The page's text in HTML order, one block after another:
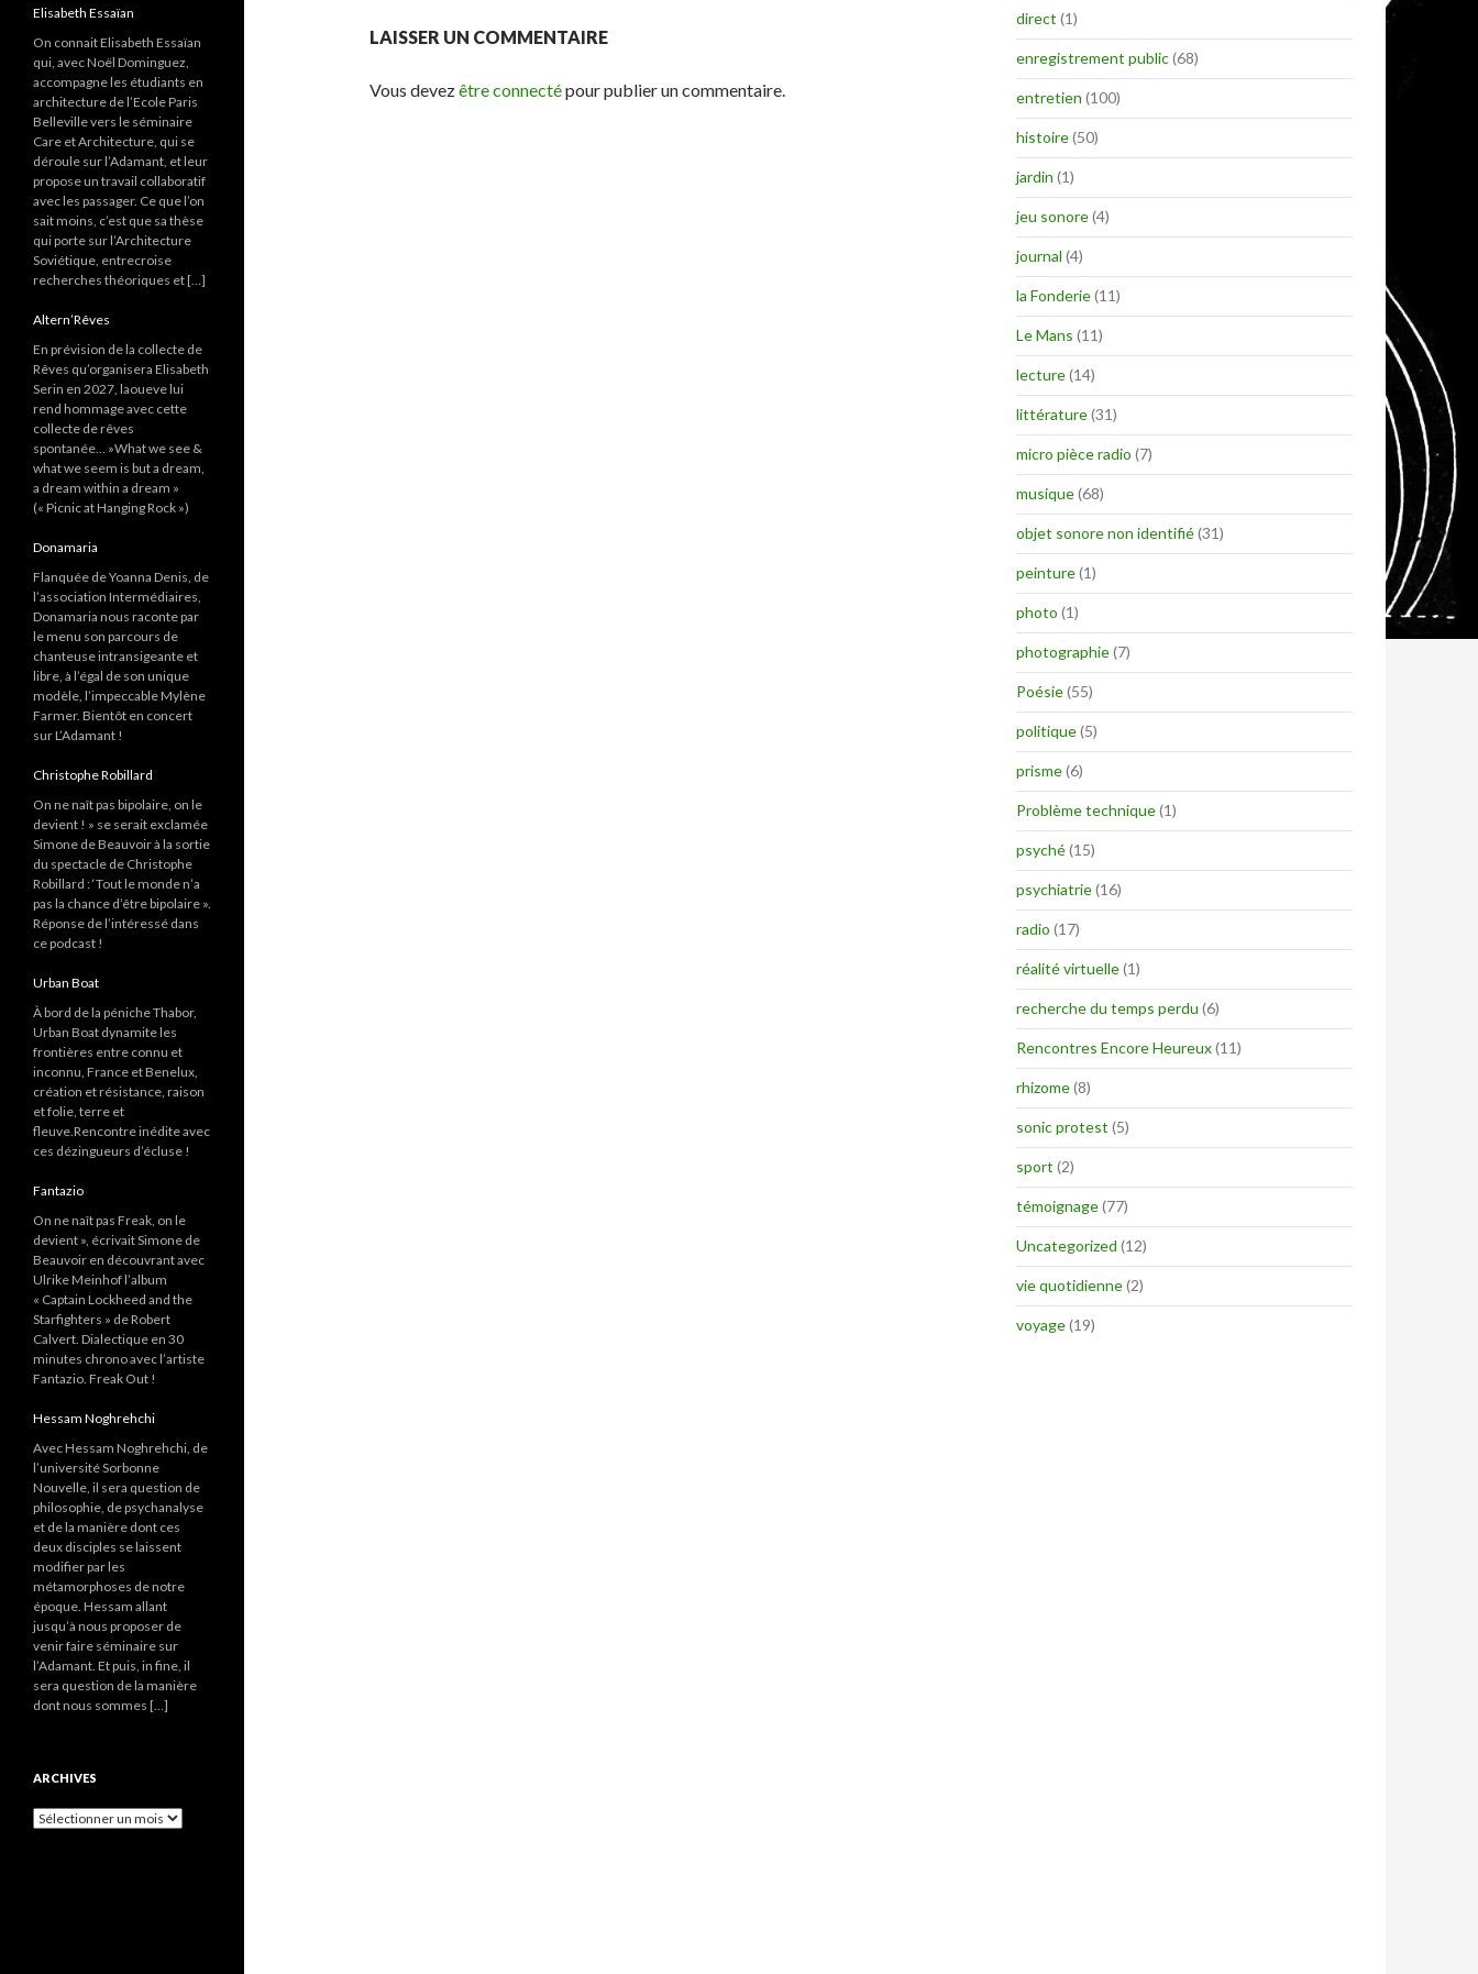
LAISSER UN COMMENTAIRE
Vous devezêtre connectépour publier un commentaire.
direct (1)
enregistrement public(68)
entretien (100)
histoire(50)
jardin (1)
jeu sonore(4)
journal (4)
la Fonderie(11)
Le Mans (11)
lecture(14)
littérature(31)
micro pièce radio (7)
musique(68)
objet sonore non identifié(31)
peinture(1)
photo (1)
photographie(7)
Poésie(55)
politique(5)
prisme(6)
Problème technique(1)
psyché(15)
psychiatrie(16)
radio (17)
réalité virtuelle(1)
recherche du temps perdu (6)
Rencontres Encore Heureux(11)
rhizome(8)
sonic protest (5)
sport (2)
témoignage(77)
Uncategorized (12)
vie quotidienne(2)
voyage(19)
Elisabeth Essaïan
On connait Elisabeth Essaïan
qui, avec Noël Dominguez,
accompagne les étudiants en
architecture de l’Ecole Paris
Belleville vers le séminaire
Care et Architecture, qui se
déroule sur l’Adamant, et leur
propose un travail collaboratif
avec les passager. Ce que l’on
sait moins, c’est que sa thèse
qui porte sur l’Architecture
Soviétique, entrecroise
recherches théoriques et […]
Altern’Rêves
En prévision de la collecte de
Rêves qu’organisera Elisabeth
Serin en 2027, laoueve lui
rend hommage avec cette
collecte de rêves
spontanée… »What we see &
what we seem is but a dream,
a dream within a dream »
(« Picnic at Hanging Rock »)
Donamaria
Flanquée de Yoanna Denis, de
l’association Intermédiaires,
Donamaria nous raconte par
le menu son parcours de
chanteuse intransigeante et
libre, à l’égal de son unique
modèle, l’impeccable Mylène
Farmer. Bientôt en concert
sur L’Adamant !
Christophe Robillard
On ne naît pas bipolaire, on le
devient ! » se serait exclamée
Simone de Beauvoir à la sortie
du spectacle de Christophe
Robillard : ‘Tout le monde n’a
pas la chance d’être bipolaire ».
Réponse de l’intéressé dans
ce podcast !
Urban Boat
À bord de la péniche Thabor,
Urban Boat dynamite les
frontières entre connu et
inconnu, France et Benelux,
création et résistance, raison
et folie, terre et
fleuve.Rencontre inédite avec
ces dézingueurs d’écluse !
Fantazio
On ne naît pas Freak, on le
devient », écrivait Simone de
Beauvoir en découvrant avec
Ulrike Meinhof l’album
« Captain Lockheed and the
Starfighters » de Robert
Calvert. Dialectique en 30
minutes chrono avec l’artiste
Fantazio. Freak Out !
Hessam Noghrehchi
Avec Hessam Noghrehchi, de
l’université Sorbonne
Nouvelle, il sera question de
philosophie, de psychanalyse
et de la manière dont ces
deux disciples se laissent
modifier par les
métamorphoses de notre
époque. Hessam allant
jusqu’à nous proposer de
venir faire séminaire sur
l’Adamant. Et puis, in fine, il
sera question de la manière
dont nous sommes […]
ARCHIVES
A